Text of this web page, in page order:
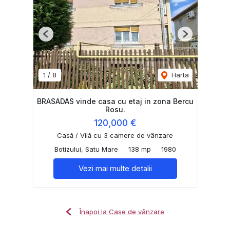
1 / 8 Harta
Previous Next
BRASADAS vinde casa cu etaj in zona Bercu
Rosu.
120,000 €
Casă / Vilă cu 3 camere de vânzare
Botizului, Satu Mare
138 mp 1980
Vezi mai multe detalii
Înapoi la Case de vânzare